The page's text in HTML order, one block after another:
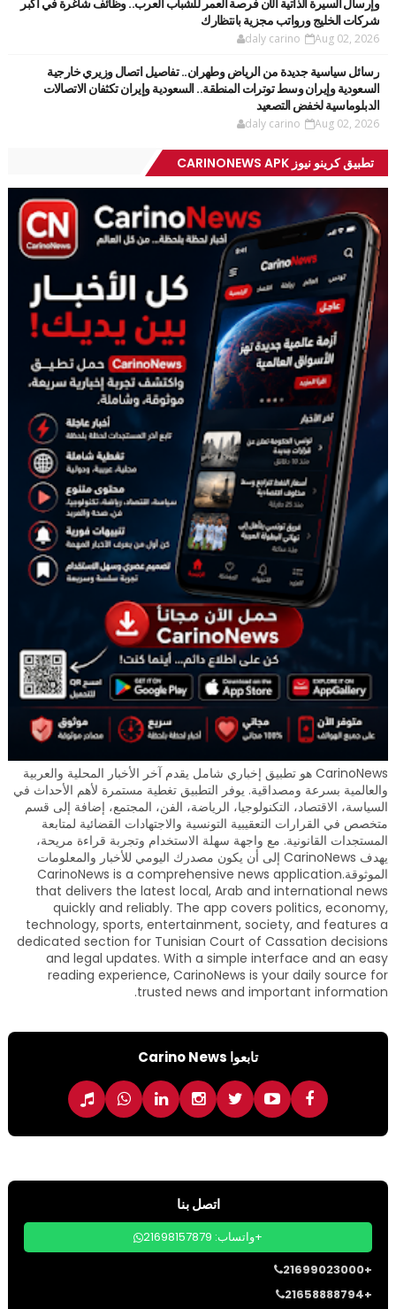
وإرسال السيرة الذاتية الآن فرصة العمر للشباب العرب.. وظائف شاغرة في أكبر
شركات الخليج ورواتب مجزية بانتظارك
daly carino Aug 02, 2026
رسائل سياسية جديدة من الرياض وطهران.. تفاصيل اتصال وزيري خارجية
السعودية وإيران وسط توترات المنطقة.. السعودية وإيران تكثفان الاتصالات
الدبلوماسية لخفض التصعيد
daly carino Aug 02, 2026
تطبيق كرينو نيوز CARINONEWS APK
CarinoNews هو تطبيق إخباري شامل يقدم آخر الأخبار المحلية والعربية
والعالمية بسرعة ومصداقية. يوفر التطبيق تغطية مستمرة لأهم الأحداث في
السياسة، الاقتصاد، التكنولوجيا، الرياضة، الفن، المجتمع، إضافة إلى قسم
متخصص في القرارات التعقيبية التونسية والاجتهادات القضائية لمتابعة
المستجدات القانونية. مع واجهة سهلة الاستخدام وتجربة قراءة مريحة،
يهدف CarinoNews إلى أن يكون مصدرك اليومي للأخبار والمعلومات
الموثوقة.CarinoNews is a comprehensive news application
that delivers the latest local, Arab and international news
quickly and reliably. The app covers politics, economy,
technology, sports, entertainment, society, and features a
dedicated section for Tunisian Court of Cassation decisions
and legal updates. With a simple interface and an easy
reading experience, CarinoNews is your daily source for
trusted news and important information.
تابعوا Carino News
اتصل بنا
واتساب: 21698157879+
21699023000+
21658888794+